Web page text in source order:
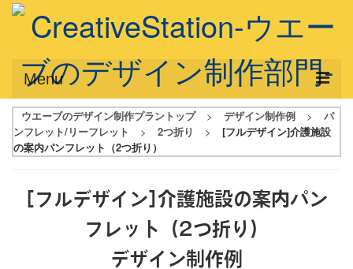
Menu
サービス概要
デザインプラン
デザインアシスト
フルデザイン
データ修正
ウエーブのデザイン制作プラントップ > デザイン制作例 >
パ
ンフレット/リーフレット
> 2つ折り >
[フルデザイン]介護施設
の案内パンフレット（2つ折り）
[フルデザイン]介護施設の案内パン
フレット（2つ折り）
デザイン制作例